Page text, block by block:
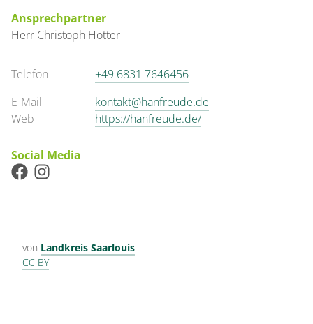
Ansprechpartner
Herr Christoph Hotter
Telefon
+49 6831 7646456
E-Mail
kontakt@hanfreude.de
Web
https://hanfreude.de/
Social Media
von Landkreis Saarlouis
CC BY